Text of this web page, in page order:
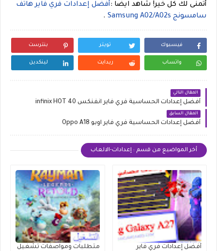
أتمنى لك كل خير! شاهد ايضا :أفضل إعدادات فري فاير هاتف
سامسونج Samsung A02/A02s
.
فيسبوك تويتر بنترست
واتساب ريدايت لينكدين
المقال التالي
أفضل إعدادات الحساسية فري فاير انفنكس infinix HOT 40
المقال السابق
أفضل إعدادات الحساسية فري فاير اوبو Oppo A18
أخر المواضيع من قسم : إعدادات-الالعاب
أفضل إعدادات فري فاير
متطلبات ومواصفات تشغيل